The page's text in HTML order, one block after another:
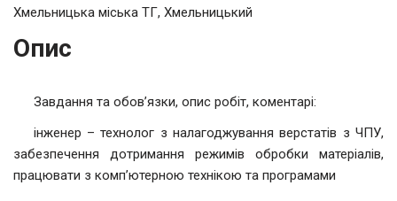
Хмельницька міська ТГ, Хмельницький
Опис
Завдання та обов’язки, опис робіт, коментарі:
інженер – технолог з налагоджування верстатів з ЧПУ,
забезпечення дотримання режимів обробки матеріалів,
працювати з комп’ютерною технікою та програмами